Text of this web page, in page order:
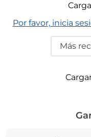
Por favor, inicia
Más